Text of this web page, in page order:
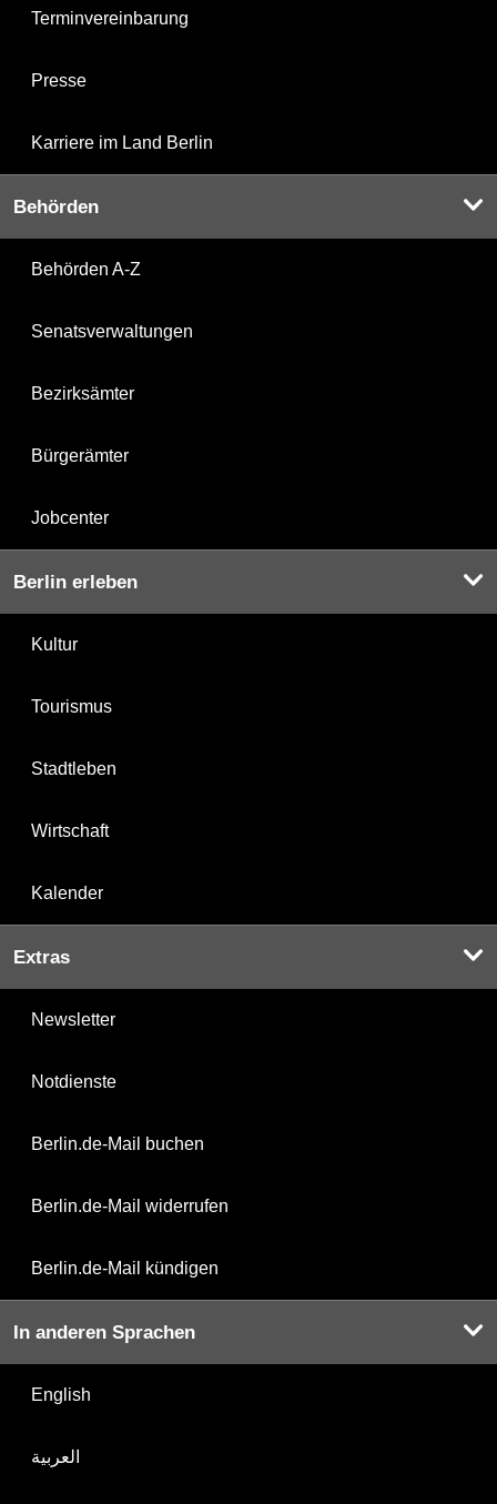
Terminvereinbarung
Presse
Karriere im Land Berlin
Behörden
Behörden A-Z
Senatsverwaltungen
Bezirksämter
Bürgerämter
Jobcenter
Berlin erleben
Kultur
Tourismus
Stadtleben
Wirtschaft
Kalender
Extras
Newsletter
Notdienste
Berlin.de-Mail buchen
Berlin.de-Mail widerrufen
Berlin.de-Mail kündigen
In anderen Sprachen
English
العربية